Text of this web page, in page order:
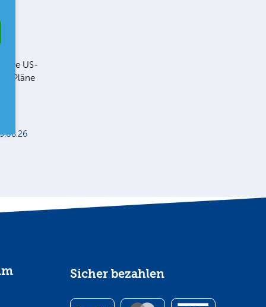
die US-
Pläne
Sicher bezahlen